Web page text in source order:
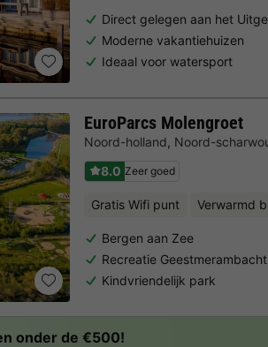
Direct gelegen aan het
Moderne vakantiehuizen
Ideaal voor watersport
EuroParcs Molengroet
Noord-holland, Noord-
8.0 Zeer goed
Gratis Wifi punt Verwarmd
Bergen aan Zee
Recreatie Geestmerambacht
Kindvriendelijk park
onder de €500!